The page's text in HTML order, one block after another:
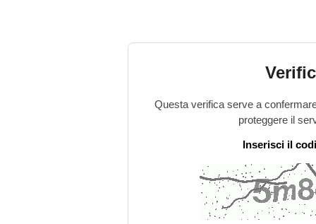
Questa verifica serve a
proteggere il
Inserisci il